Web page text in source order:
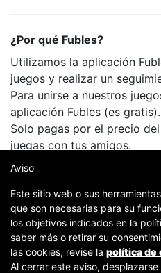
¿Por qué Fubles?
Utilizamos la aplicación
juegos y realizar un
Para unirse a nuestros
aplicación Fubles (es gratis).
Solo pagas por el precio
juegas con tus amigos.
Aviso
Este sitio web o sus
que son necesarias para su
los objetivos indicados en la
saber más o retirar su
las cookies, revise la política de
Al cerrar este aviso,